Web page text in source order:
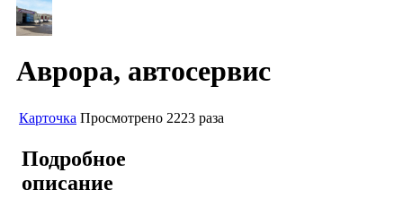
Аврора, автосервис
Карточка Просмотрено 2223 раза
Подробное
описание